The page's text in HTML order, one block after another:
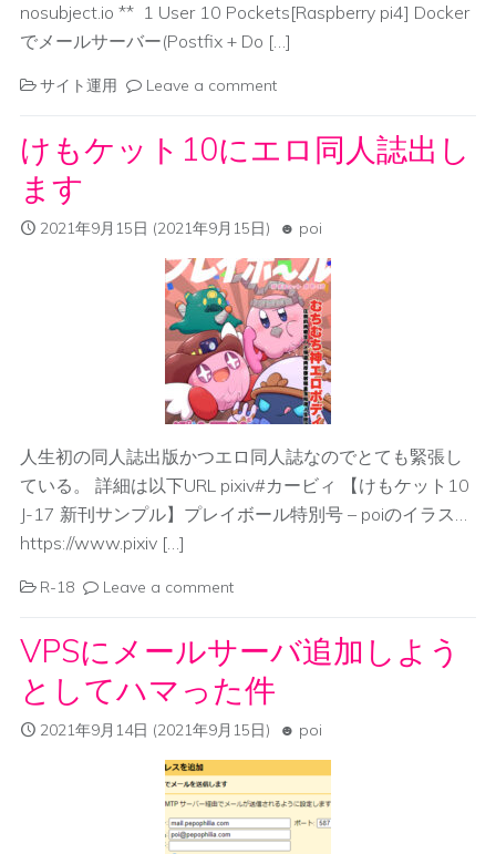
nosubject.io ** 1 User 10 Pockets[Raspberry pi4] Docker
でメールサーバー(Postfix + Do […]
サイト運用 Leave a comment
けもケット10にエロ同人誌出し
ます
2021年9月15日 (2021年9月15日) poi
人生初の同人誌出版かつエロ同人誌なのでとても緊張し
ている。 詳細は以下URL pixiv#カービィ 【けもケット10
J-17 新刊サンプル】プレイボール特別号 – poiのイラス…
https://www.pixiv […]
R-18 Leave a comment
VPSにメールサーバ追加しよう
としてハマった件
2021年9月14日 (2021年9月15日) poi